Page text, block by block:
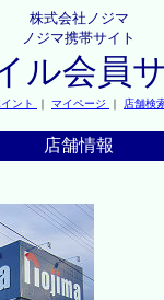
株式会社ノジマ
ノジマ携帯サイト
ル会員
ント ｜ マイページ ｜ 店舗検
店舗情報